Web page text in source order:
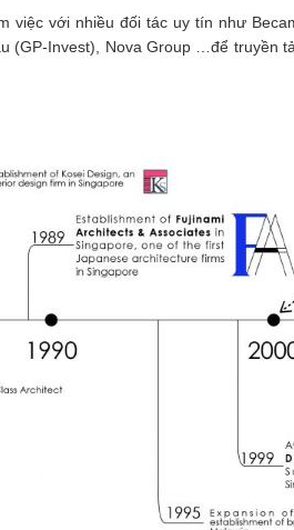
với nhiều đối tác uy tín như
(GP-Invest), Nova Group …để